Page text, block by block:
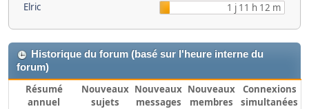
Elric
1 j 11 h 12 m
Historique du forum (basé sur l'heure interne du
forum)
Résumé
annuel
Nouveaux
sujets
Nouveaux
messages
Nouveaux
membres
Connexions
simultanées